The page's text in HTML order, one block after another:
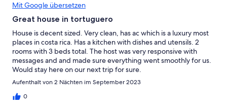
Mit Google übersetzen
Great house in tortuguero
House is decent sized. Very clean, has ac which is a luxury most
places in costa rica. Has a kitchen with dishes and utensils. 2
rooms with 3 beds total. The host was very responsive with
messages and and made sure everything went smoothly for us.
Would stay here on our next trip for sure.
Aufenthalt von 2 Nächten im September 2023
0